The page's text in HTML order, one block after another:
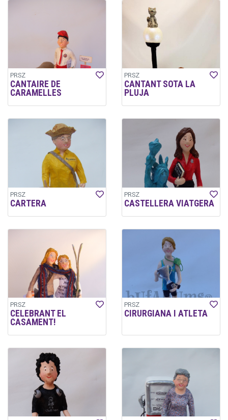
PRSZ
CANTAIRE DE
CARAMELLES
PRSZ
CANTANT SOTA LA
PLUJA
PRSZ
CARTERA
PRSZ
CASTELLERA VIATGERA
PRSZ
CELEBRANT EL
CASAMENT!
PRSZ
CIRURGIANA I ATLETA